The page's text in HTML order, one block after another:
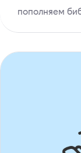
пополняем